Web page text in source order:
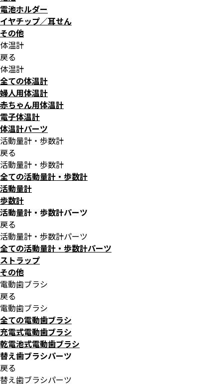
電池ホルダー
イヤチップ／耳せん
その他
体温計
戻る
体温計
全ての体温計
婦人用体温計
赤ちゃん用体温計
電子体温計
体温計パーツ
活動量計・歩数計
戻る
活動量計・歩数計
全ての活動量計・歩数計
活動量計
歩数計
活動量計・歩数計パーツ
戻る
活動量計・歩数計パーツ
全ての活動量計・歩数計パーツ
ストラップ
その他
電動歯ブラシ
戻る
電動歯ブラシ
全ての電動歯ブラシ
充電式電動歯ブラシ
乾電池式電動歯ブラシ
替え歯ブラシパーツ
戻る
替え歯ブラシパーツ